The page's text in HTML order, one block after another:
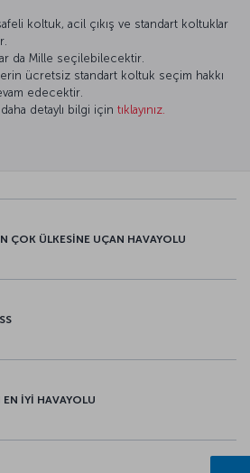
koltuk, acil çıkış ve standart koltuklar
da Mille seçilebilecektir.
ücretsiz standart koltuk seçim hakkı
edecektir.
detaylı bilgi için tıklayınız.
ÇOK ÜLKESİNE UÇAN HAVAYOLU
EN İYİ HAVAYOLU